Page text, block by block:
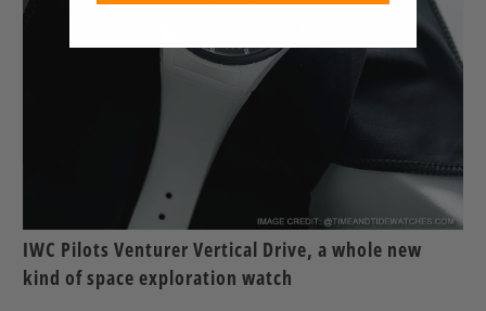
IWC Pilots Venturer Vertical Drive, a whole new
kind of space exploration watch